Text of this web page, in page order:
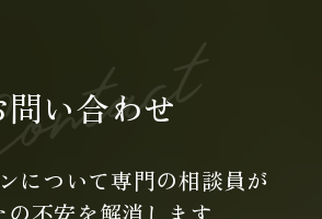
問い合わせ
について専門の相談員が